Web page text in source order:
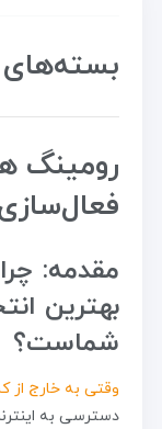
بسته‌های
رومینگ
مقدمه:
بهترین
شماست؟
وقتی به خارج از
دسترسی به